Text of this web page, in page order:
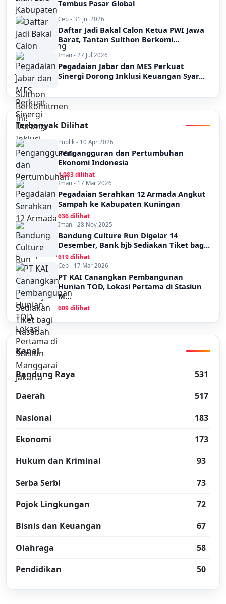
Tembus Pasar Global
Cep - 31 Jul 2026
Daftar Jadi Bakal Calon Ketua PWI Jawa
Barat, Tantan Sulthon Berkomi...
Iman - 27 Jul 2026
Pegadaian Jabar dan MES Perkuat
Sinergi Dorong Inklusi Keuangan Syar...
Terbanyak Dilihat
Publik - 10 Apr 2026
Pengangguran dan Pertumbuhan
Ekonomi Indonesia
1,083 dilihat
Iman - 17 Mar 2026
Pegadaian Serahkan 12 Armada Angkut
Sampah ke Kabupaten Kuningan
636 dilihat
Iman - 28 Nov 2025
Bandung Culture Run Digelar 14
Desember, Bank bjb Sediakan Tiket bag...
619 dilihat
Cep - 17 Mar 2026
PT KAI Canangkan Pembangunan
Hunian TOD, Lokasi Pertama di Stasiun
M...
609 dilihat
Kanal
Bandung Raya
531
Daerah
517
Nasional
183
Ekonomi
173
Hukum dan Kriminal
93
Serba Serbi
73
Pojok Lingkungan
72
Bisnis dan Keuangan
67
Olahraga
58
Pendidikan
50